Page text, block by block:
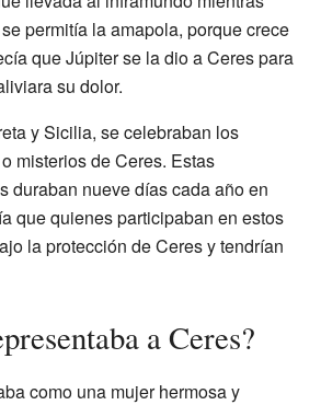
permitía la amapola, porque crece
que Júpiter se la dio a Ceres para
su dolor.
y Sicilia, se celebraban los
o misterios de Ceres. Estas
duraban nueve días cada año en
que quienes participaban en estos
la protección de Ceres y tendrían
a Ceres?
como una mujer hermosa y